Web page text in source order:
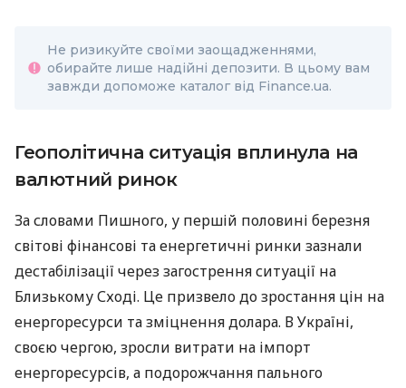
Не ризикуйте своїми заощадженнями,
обирайте лише надійні депозити. В цьому вам
завжди допоможе каталог від Finance.ua.
Геополітична ситуація вплинула на
валютний ринок
За словами Пишного, у першій половині березня
світові фінансові та енергетичні ринки зазнали
дестабілізації через загострення ситуації на
Близькому Сході. Це призвело до зростання цін на
енергоресурси та зміцнення долара. В Україні,
своєю чергою, зросли витрати на імпорт
енергоресурсів, а подорожчання пального